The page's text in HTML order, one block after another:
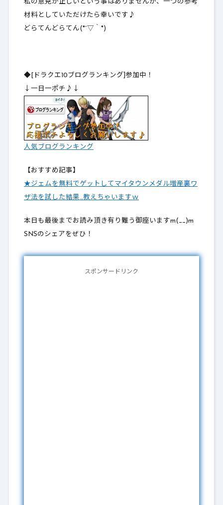
私の意見が正しいという事はありませんが、一つの参考
材料としていただけたら幸いです♪
どらてんどらてん(*´▽｀*)
◆[ドラクエ10ブログランキング]参加中！
↓一日一ポチ♪↓
人気ブログランキング
【おすすめ記事】
★ジェムを無料でゲットしてマイタウンメダル増産裏ワ
ザ法を試した結果…教えちゃいますｗ
本日も最後までお読み頂き有り難う御座いますm(__)m
SNSのシェアをぜひ！
スポンサードリンク